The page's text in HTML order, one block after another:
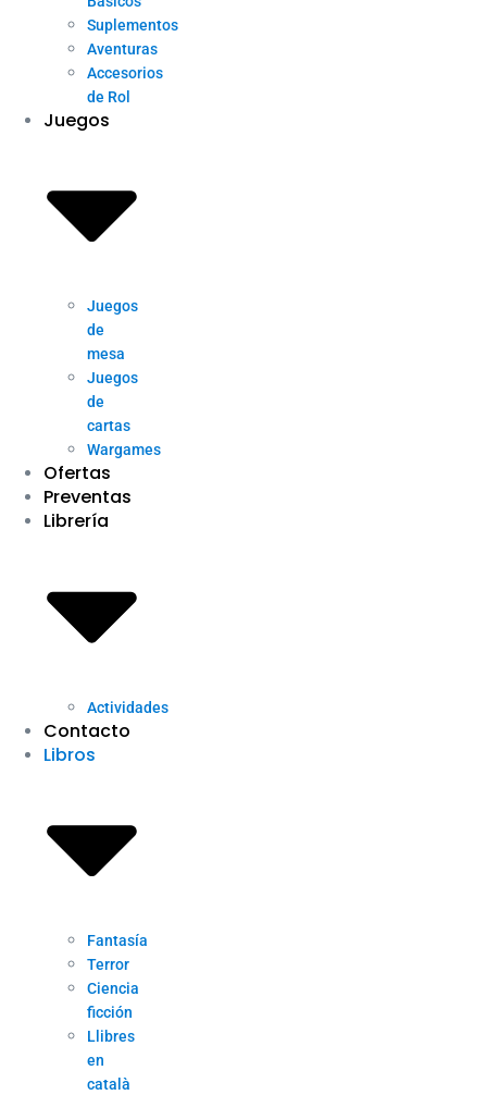
Suplementos
Aventuras
Accesorios
de Rol
Juegos
Juegos
de
mesa
Juegos
de
cartas
Wargames
Ofertas
Preventas
Librería
Actividades
Contacto
Libros
Fantasía
Terror
Ciencia
ficción
Llibres
en
català